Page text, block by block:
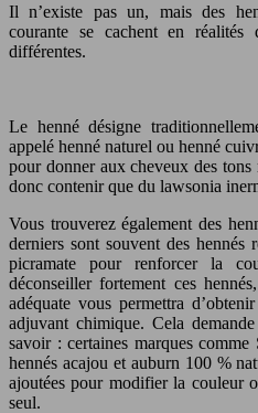
Il n’existe pas un, mais des
courante se cachent en réalités
différentes.
Le henné désigne
appelé henné naturel ou henné
pour donner aux cheveux des
donc contenir que du lawsonia
Vous trouverez également des
derniers sont souvent des hennés
picramate pour renforcer la
déconseiller fortement ces
adéquate vous permettra
adjuvant chimique. Cela
savoir : certaines marques
hennés acajou et auburn 100 %
ajoutées pour modifier la couleur
seul.